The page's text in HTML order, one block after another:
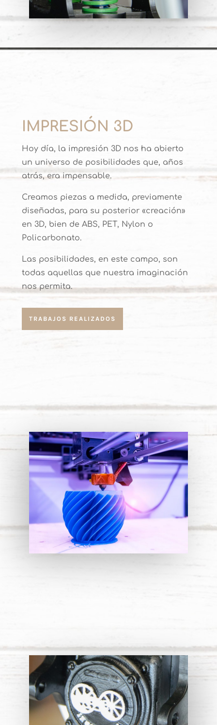
IMPRESIÓN 3D
Hoy día, la impresión 3D nos ha abierto
un universo de posibilidades que, años
atrás, era impensable.
Creamos piezas a medida, previamente
diseñadas, para su posterior «creación»
en 3D, bien de ABS, PET, Nylon o
Policarbonato.
Las posibilidades, en este campo, son
todas aquellas que nuestra imaginación
nos permita.
TRABAJOS REALIZADOS